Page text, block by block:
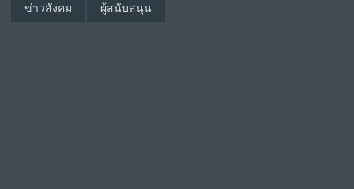
ข่าวสังคม ผู้สนับสนุน